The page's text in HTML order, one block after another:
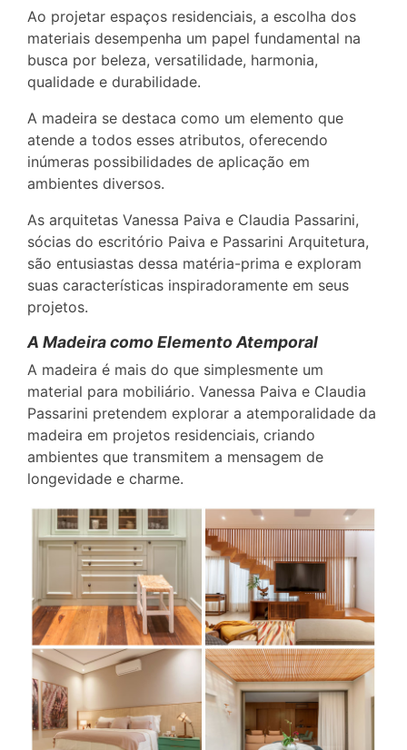
Ao projetar espaços residenciais, a escolha dos
materiais desempenha um papel fundamental na
busca por beleza, versatilidade, harmonia,
qualidade e durabilidade.
A madeira se destaca como um elemento que
atende a todos esses atributos, oferecendo
inúmeras possibilidades de aplicação em
ambientes diversos.
As arquitetas Vanessa Paiva e Claudia Passarini,
sócias do escritório Paiva e Passarini Arquitetura,
são entusiastas dessa matéria-prima e exploram
suas características inspiradoramente em seus
projetos.
A Madeira como Elemento Atemporal
A madeira é mais do que simplesmente um
material para mobiliário. Vanessa Paiva e Claudia
Passarini pretendem explorar a atemporalidade da
madeira em projetos residenciais, criando
ambientes que transmitem a mensagem de
longevidade e charme.